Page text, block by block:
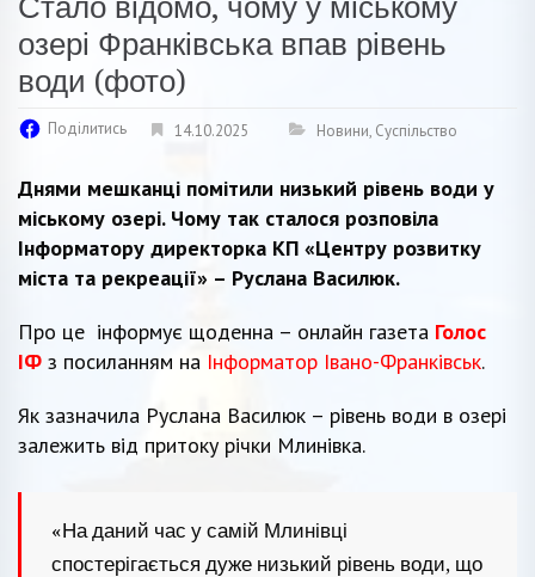
озері Франківська впав рівень
води (фото)
Поділитись 14.10.2025 Новини, Суспільство
Днями мешканці помітили низький рівень води у
міському озері. Чому так сталося розповіла
Інформатору директорка КП «Центру розвитку
міста та рекреації» – Руслана Василюк.
Про це інформує щоденна – онлайн газета Голос
ІФ з посиланням на Інформатор Івано-Франківськ.
Як зазначила Руслана Василюк – рівень води в озері
залежить від притоку річки Млинівка.
«На даний час у самій Млинівці
спостерігається дуже низький рівень води, що